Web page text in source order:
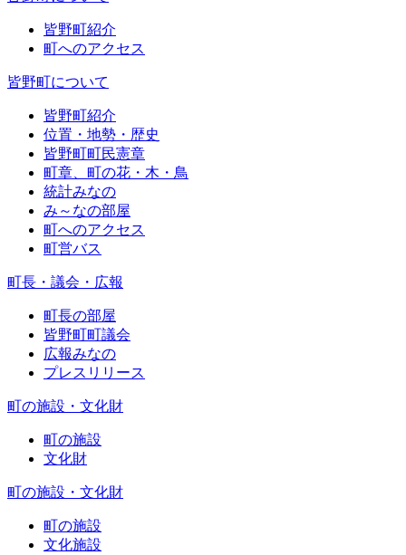
皆野町紹介
町へのアクセス
皆野町について
皆野町紹介
位置・地勢・歴史
皆野町町民憲章
町章、町の花・木・鳥
統計みなの
み～なの部屋
町へのアクセス
町営バス
町長・議会・広報
町長の部屋
皆野町町議会
広報みなの
プレスリリース
町の施設・文化財
町の施設
文化財
町の施設・文化財
町の施設
文化施設